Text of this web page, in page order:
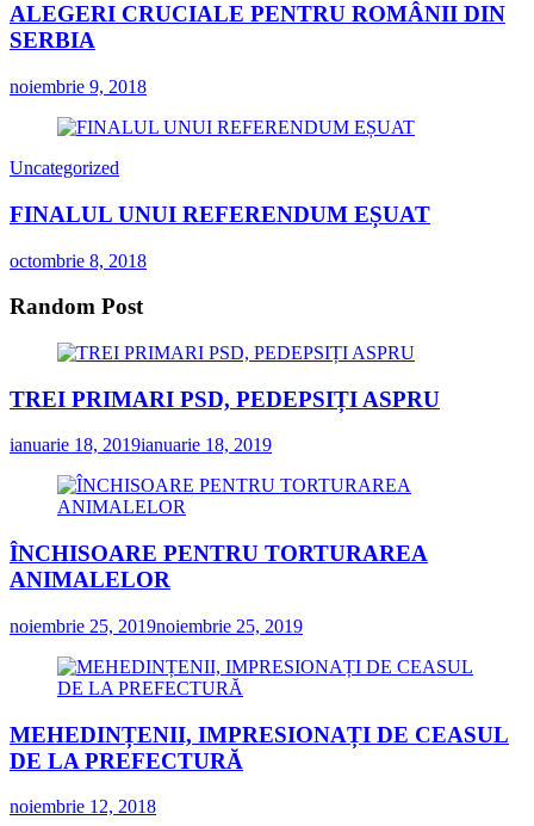
ALEGERI CRUCIALE PENTRU ROMÂNII DIN
SERBIA
noiembrie 9, 2018
Uncategorized
FINALUL UNUI REFERENDUM EȘUAT
octombrie 8, 2018
Random Post
TREI PRIMARI PSD, PEDEPSIȚI ASPRU
ianuarie 18, 2019ianuarie 18, 2019
ÎNCHISOARE PENTRU TORTURAREA
ANIMALELOR
noiembrie 25, 2019noiembrie 25, 2019
MEHEDINȚENII, IMPRESIONAȚI DE CEASUL
DE LA PREFECTURĂ
noiembrie 12, 2018